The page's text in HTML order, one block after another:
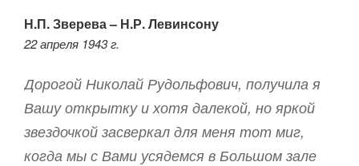
Н.П. Зверева– Н.Р. Левинсону
22 апреля 1943 г.
Дорогой Николай Рудольфович, получила я
Вашу открытку и хотя далекой, но яркой
звездочкой засверкал для меня тот миг,
когда мы с Вами усядемся в Большом зале